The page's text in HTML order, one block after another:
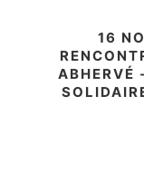
16
ABHERVÉ